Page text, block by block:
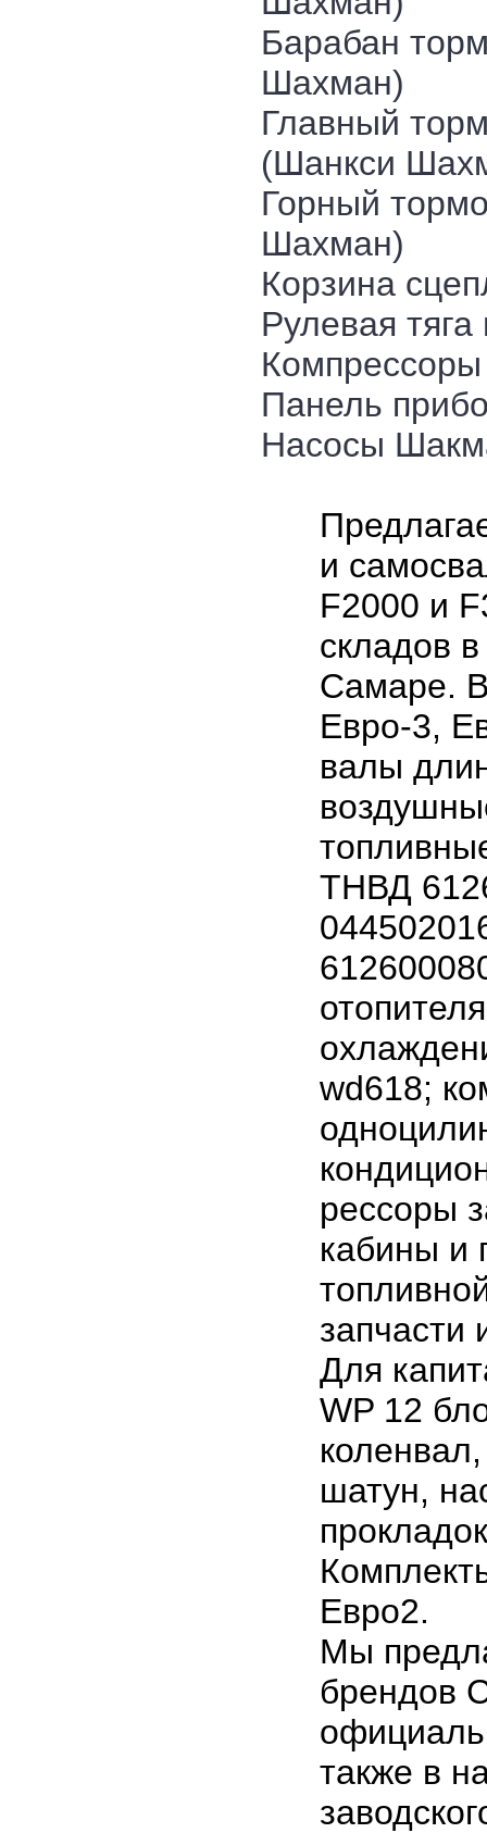
Барабан
Шахман)
Главный
(Шанкси
Горный
Шахман)
Корзина
Рулевая
Панель
Насосы
и
F2000 и
складов
Самаре.
Евро-3,
валы
ТНВД
wd618;
рессоры
кабины и
Для
WP 12
шатун,
Евро2.
Мы
брендов
также в